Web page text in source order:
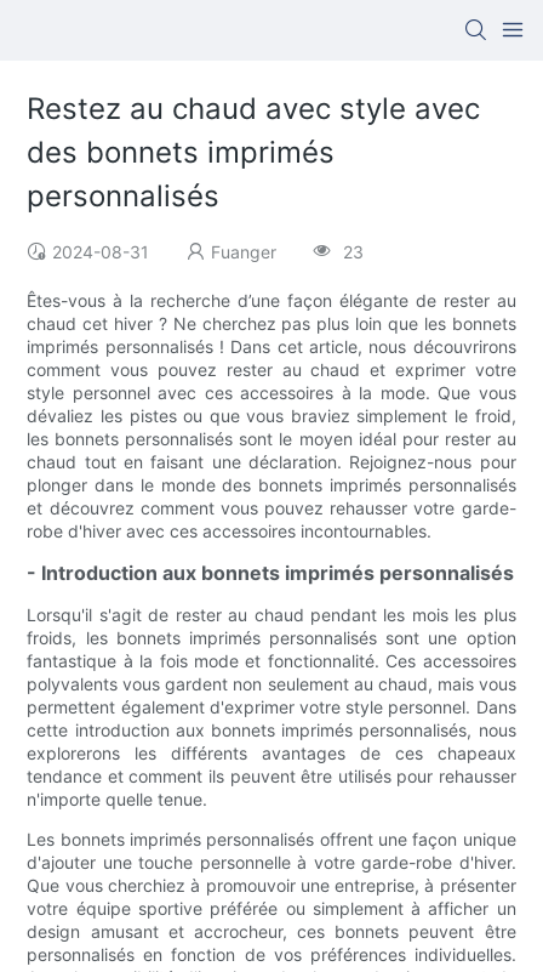
Restez au chaud avec style avec
des bonnets imprimés
personnalisés
2024-08-31 Fuanger 23
Êtes-vous à la recherche d’une façon élégante de rester au
chaud cet hiver ? Ne cherchez pas plus loin que les bonnets
imprimés personnalisés ! Dans cet article, nous découvrirons
comment vous pouvez rester au chaud et exprimer votre
style personnel avec ces accessoires à la mode. Que vous
dévaliez les pistes ou que vous braviez simplement le froid,
les bonnets personnalisés sont le moyen idéal pour rester au
chaud tout en faisant une déclaration. Rejoignez-nous pour
plonger dans le monde des bonnets imprimés personnalisés
et découvrez comment vous pouvez rehausser votre garde-
robe d'hiver avec ces accessoires incontournables.
- Introduction aux bonnets imprimés personnalisés
Lorsqu'il s'agit de rester au chaud pendant les mois les plus
froids, les bonnets imprimés personnalisés sont une option
fantastique à la fois mode et fonctionnalité. Ces accessoires
polyvalents vous gardent non seulement au chaud, mais vous
permettent également d'exprimer votre style personnel. Dans
cette introduction aux bonnets imprimés personnalisés, nous
explorerons les différents avantages de ces chapeaux
tendance et comment ils peuvent être utilisés pour rehausser
n'importe quelle tenue.
Les bonnets imprimés personnalisés offrent une façon unique
d'ajouter une touche personnelle à votre garde-robe d'hiver.
Que vous cherchiez à promouvoir une entreprise, à présenter
votre équipe sportive préférée ou simplement à afficher un
design amusant et accrocheur, ces bonnets peuvent être
personnalisés en fonction de vos préférences individuelles.